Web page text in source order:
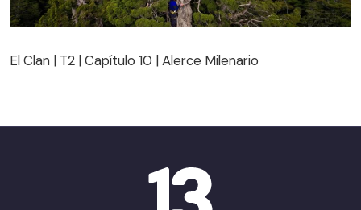
El Clan | T2 | Capítulo 10 | Alerce Milenario